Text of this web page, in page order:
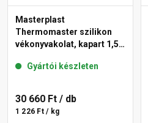
Masterplast
Thermomaster szilikon
vékonyvakolat, kapart 1,5
Gyártói készleten
30 660 Ft / db
1 226 Ft / kg